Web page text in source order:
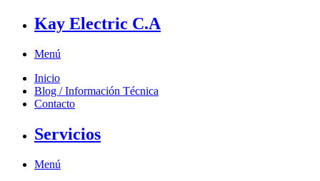
Kay Electric C.A
Menú
Inicio
Blog / Información Técnica
Contacto
Servicios
Menú